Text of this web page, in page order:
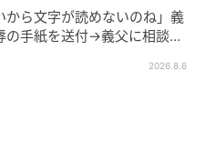
から文字が読めないのね」義
の手紙を送付→義父に相談
2026.8.6